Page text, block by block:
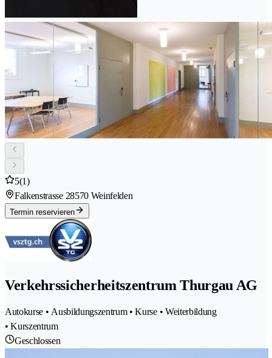
5(1)
Falkenstrasse 28570 Weinfelden
Termin reservieren
Verkehrssicherheitszentrum Thurgau AG
Autokurse • Ausbildungszentrum • Kurse • Weiterbildung
• Kurszentrum
Geschlossen